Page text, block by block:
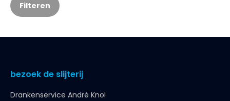
Filteren
bezoek de slijterij
Drankenservice André Knol